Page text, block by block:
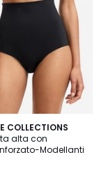
COLLECTIONS
alta con
Modellanti